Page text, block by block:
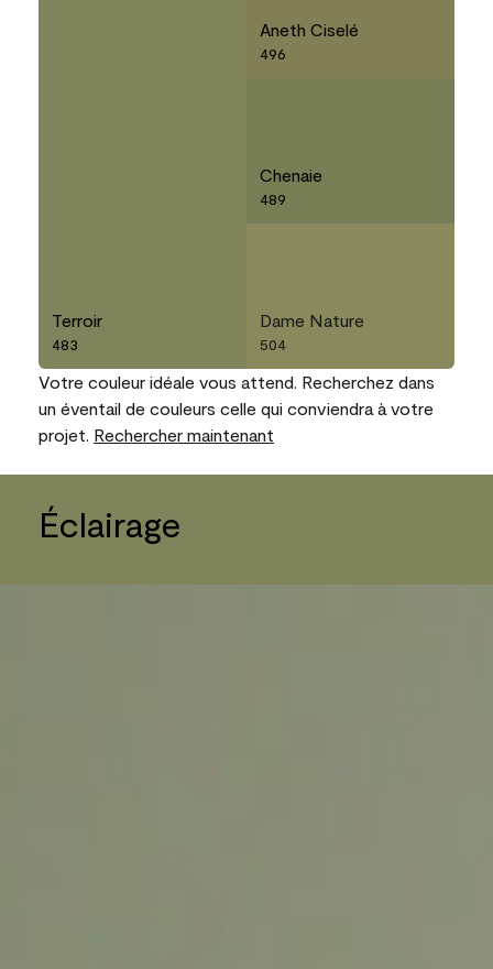
Terroir
483
Aneth Ciselé
496
Chenaie
489
Dame Nature
504
Votre couleur idéale vous attend. Recherchez dans
un éventail de couleurs celle qui conviendra à votre
projet. Rechercher maintenant
Éclairage